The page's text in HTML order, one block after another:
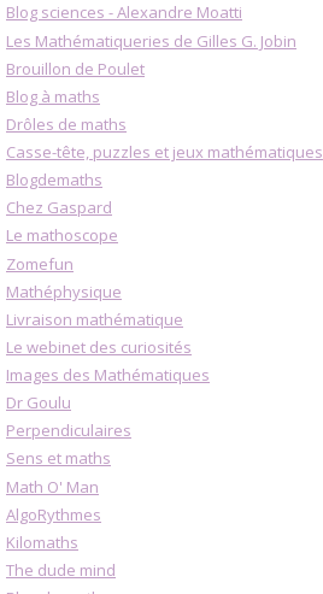
Blog sciences - Alexandre Moatti
Les Mathématiqueries de Gilles G. Jobin
Brouillon de Poulet
Blog à maths
Drôles de maths
Casse-tête, puzzles et jeux mathématiques
Blogdemaths
Chez Gaspard
Le mathoscope
Zomefun
Mathéphysique
Livraison mathématique
Le webinet des curiosités
Images des Mathématiques
Dr Goulu
Perpendiculaires
Sens et maths
Math O' Man
AlgoRythmes
Kilomaths
The dude mind